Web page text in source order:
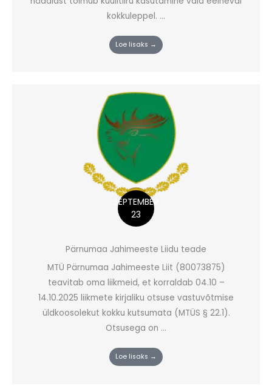
kokkuleppel. ...
Loe lisaks →
SEPTEMBER
23
Pärnumaa Jahimeeste Liidu teade
MTÜ Pärnumaa Jahimeeste Liit (80073875)
teavitab oma liikmeid, et korraldab 04.10 –
14.10.2025 liikmete kirjaliku otsuse vastuvõtmise
üldkoosolekut kokku kutsumata (MTÜS § 22.1).
Otsusega on ...
Loe lisaks →